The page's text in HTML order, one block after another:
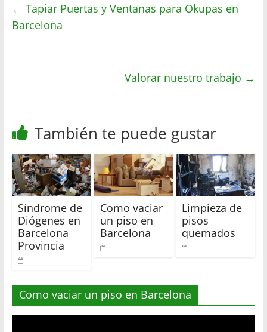
s
A
t
e
b
a
← Tapiar Puertas y Ventanas para Okupas en
Barcelona
Valorar nuestro trabajo →
También te puede gustar
Síndrome de
Diógenes en
Barcelona
Provincia
Como vaciar
un piso en
Barcelona
Limpieza de
pisos
quemados
Como vaciar un piso en Barcelona